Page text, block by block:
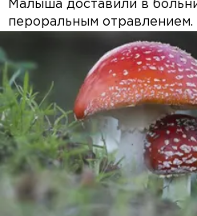
Малыша доставили в
пероральным отравлением.